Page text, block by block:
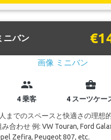
ニバン
group
4 乗客
business_center
4 スーツケー
までのスペースと快適さの理想
み合わせ 例: VW Touran, Ford
Zefira, Peugeot 807, etc.